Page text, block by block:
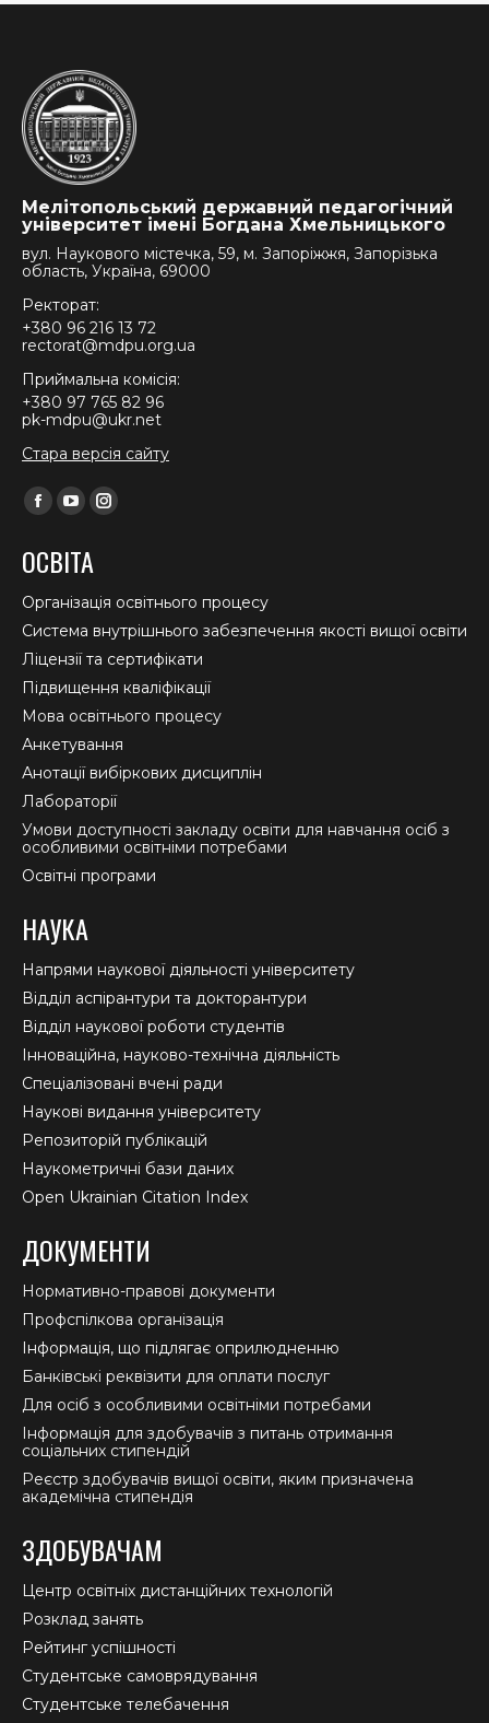
Мелітопольський державний педагогічний
університет імені Богдана Хмельницького
вул. Наукового містечка, 59, м. Запоріжжя, Запорізька
область, Україна, 69000
Ректорат:
+380 96 216 13 72
rectorat@mdpu.org.ua
Приймальна комісія:
+380 97 765 82 96
pk-mdpu@ukr.net
Стара версія сайту
Find us on:
Facebook
opens
in
new
window
YouTube
opens
in
new
window
Instagram
in
new
window
ОСВІТА
Організація освітнього процесу
Система внутрішнього забезпечення якості вищої освіти
Ліцензії та сертифікати
Підвищення кваліфікації
Мова освітнього процесу
Анкетування
Анотації вибіркових дисциплін
Лабораторії
Умови доступності закладу освіти для навчання осіб з
особливими освітніми потребами
Освітні програми
НАУКА
Напрями наукової діяльності університету
Відділ аспірантури та докторантури
Відділ наукової роботи студентів
Інноваційна, науково-технічна діяльність
Спеціалізовані вчені ради
Наукові видання університету
Репозиторій публікацій
Наукометричні бази даних
Open Ukrainian Citation Index
ДОКУМЕНТИ
Нормативно-правові документи
Профспілкова організація
Інформація, що підлягає оприлюдненню
Банківські реквізити для оплати послуг
Для осіб з особливими освітніми потребами
Інформація для здобувачів з питань отримання
соціальних стипендій
Реєстр здобувачів вищої освіти, яким призначена
академічна стипендія
ЗДОБУВАЧАМ
Центр освітніх дистанційних технологій
Розклад занять
Рейтинг успішності
Студентське самоврядування
Студентське телебачення